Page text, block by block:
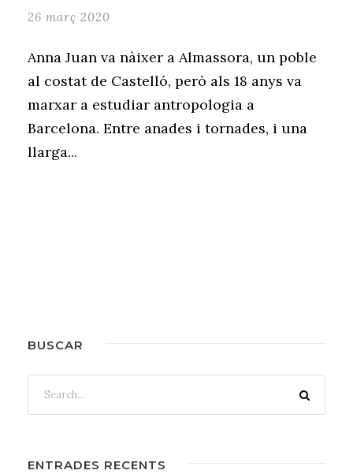
26 març 2020
Anna Juan va nàixer a Almassora, un poble
al costat de Castelló, però als 18 anys va
marxar a estudiar antropologia a
Barcelona. Entre anades i tornades, i una
llarga...
BUSCAR
ENTRADES RECENTS